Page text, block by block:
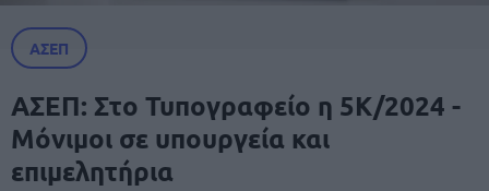
ΑΣΕΠ
ΑΣΕΠ: Στο Τυπογραφείο η 5Κ/2024 -
Μόνιμοι σε υπουργεία και
επιμελητήρια